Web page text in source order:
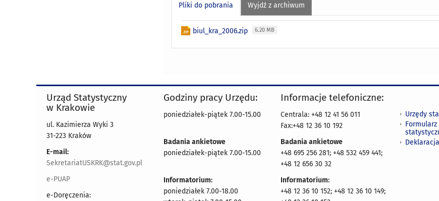
Pliki do pobrania Wyjdź z archiwum
biul_kra_2006.zip 6.20 MB
Urząd Statystyczny
w Krakowie
ul. Kazimierza Wyki 3
31-223 Kraków
E-mail:
SekretariatUSKRK@stat.gov.pl
e-PUAP
e-Doręczenia:
Godziny pracy Urzędu:
poniedziałek-piątek 7.00-15.00
Badania ankietowe
poniedziałek-piątek 7.00-15.00
Informatorium:
poniedziałek 7.00-18.00
Informacje telefoniczne:
Centrala: +48 12 41 56 011
Fax:+48 12 36 10 192
Badania ankietowe
+48 695 256 281; +48 532 459 441;
+48 12 656 30 32
Informatorium:
+48 12 36 10 152; +48 12 36 10 149;
Urzędy